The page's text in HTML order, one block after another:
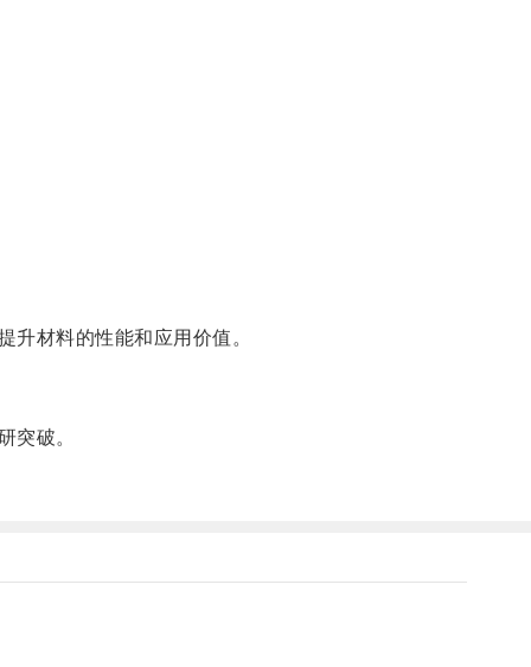
材料的性能和应用价值。
突破。